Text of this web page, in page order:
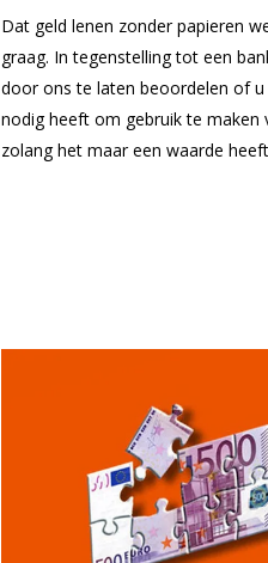
Dat geld lenen zonder papieren
graag. In tegenstelling tot een
door ons te laten beoordelen of
nodig heeft om gebruik te maken
zolang het maar een waarde